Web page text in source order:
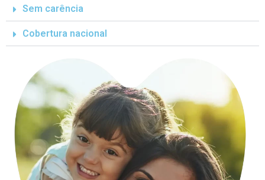
Sem carência
Cobertura nacional